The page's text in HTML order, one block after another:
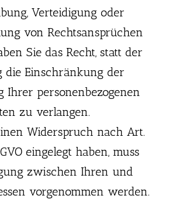
Verteidigung oder
von Rechtsansprüchen
Sie das Recht, statt der
die Einschränkung der
Ihrer personenbezogenen
zu verlangen.
Widerspruch nach Art.
eingelegt haben, muss
zwischen Ihren und
vorgenommen werden.